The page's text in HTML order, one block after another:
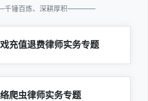
锤百炼、深耕厚积————
充值退费律师实务专题
爬虫律师实务专题